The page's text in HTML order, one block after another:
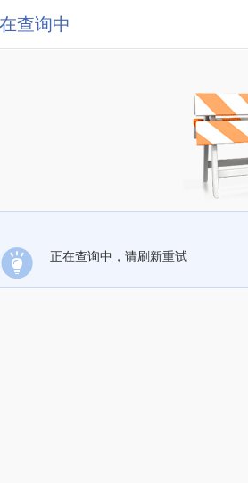
查询中
正在查询中，请刷新重试